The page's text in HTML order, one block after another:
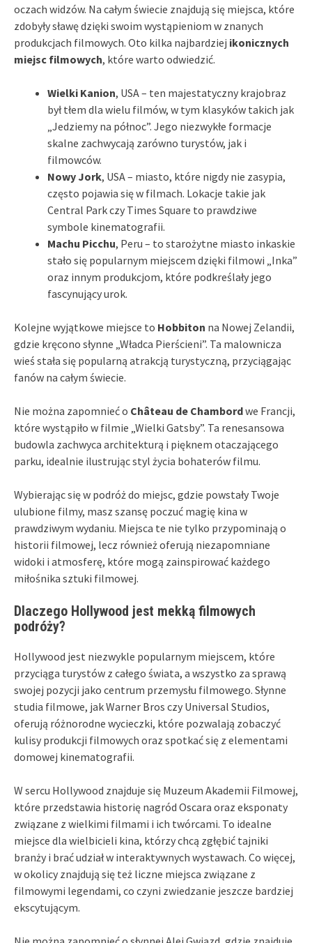
oczach widzów. Na całym świecie znajdują się miejsca, które
zdobyły sławę dzięki swoim wystąpieniom w znanych
produkcjach filmowych. Oto kilka najbardziej ikonicznych
miejsc filmowych, które warto odwiedzić.
Wielki Kanion, USA – ten majestatyczny krajobraz
był tłem dla wielu filmów, w tym klasyków takich jak
„Jedziemy na północ”. Jego niezwykłe formacje
skalne zachwycają zarówno turystów, jak i
filmowców.
Nowy Jork, USA – miasto, które nigdy nie zasypia,
często pojawia się w filmach. Lokacje takie jak
Central Park czy Times Square to prawdziwe
symbole kinematografii.
Machu Picchu, Peru – to starożytne miasto inkaskie
stało się popularnym miejscem dzięki filmowi „Inka”
oraz innym produkcjom, które podkreślały jego
fascynujący urok.
Kolejne wyjątkowe miejsce to Hobbiton na Nowej Zelandii,
gdzie kręcono słynne „Władca Pierścieni”. Ta malownicza
wieś stała się popularną atrakcją turystyczną, przyciągając
fanów na całym świecie.
Nie można zapomnieć o Château de Chambordwe Francji,
które wystąpiło w filmie „Wielki Gatsby”. Ta renesansowa
budowla zachwyca architekturą i pięknem otaczającego
parku, idealnie ilustrując styl życia bohaterów filmu.
Wybierając się w podróż do miejsc, gdzie powstały Twoje
ulubione filmy, masz szansę poczuć magię kina w
prawdziwym wydaniu. Miejsca te nie tylko przypominają o
historii filmowej, lecz również oferują niezapomniane
widoki i atmosferę, które mogą zainspirować każdego
miłośnika sztuki filmowej.
Dlaczego Hollywood jest mekką filmowych
podróży?
Hollywood jest niezwykle popularnym miejscem, które
przyciąga turystów z całego świata, a wszystko za sprawą
swojej pozycji jako centrum przemysłu filmowego. Słynne
studia filmowe, jak Warner Bros czy Universal Studios,
oferują różnorodne wycieczki, które pozwalają zobaczyć
kulisy produkcji filmowych oraz spotkać się z elementami
domowej kinematografii.
W sercu Hollywood znajduje się Muzeum Akademii Filmowej,
które przedstawia historię nagród Oscara oraz eksponaty
związane z wielkimi filmami i ich twórcami. To idealne
miejsce dla wielbicieli kina, którzy chcą zgłębić tajniki
branży i brać udział w interaktywnych wystawach. Co więcej,
w okolicy znajdują się też liczne miejsca związane z
filmowymi legendami, co czyni zwiedzanie jeszcze bardziej
ekscytującym.